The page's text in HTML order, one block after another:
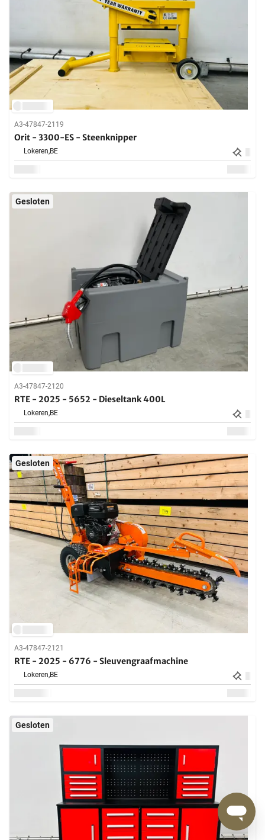
A3-47847-2119
Orit - 3300-ES - Steenknipper
Lokeren,BE
Gesloten
A3-47847-2120
RTE - 2025 - 5652 - Dieseltank 400L
Lokeren,BE
Gesloten
A3-47847-2121
RTE - 2025 - 6776 - Sleuvengraafmachine
Lokeren,BE
Gesloten